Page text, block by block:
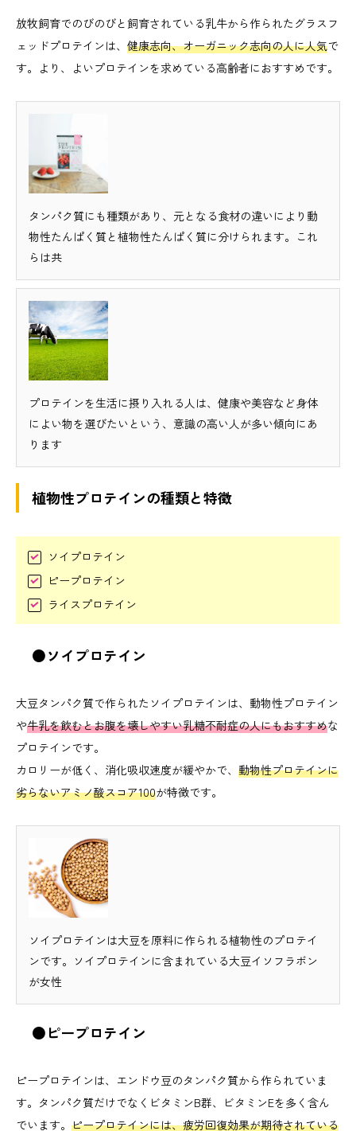
放牧飼育でのびのびと飼育されている乳牛から作られたグラスフ
ェッドプロテインは、 健康志向、オーガニック志向の人に人気で
す。より、よいプロテインを求めている高齢者におすすめです。
タンパク質にも種類があり、元となる食材の違いにより動
物性たんぱく質と植物性たんぱく質に分けられます。これ
らは共
プロテインを生活に摂り入れる人は、健康や美容など身体
によい物を選びたいという、意識の高い人が多い傾向にあ
ります
植物性プロテインの種類と特徴
ソイプロテイン
ピープロテイン
ライスプロテイン
●ソイプロテイン
大豆タンパク質で作られたソイプロテインは、動物性プロテイン
や牛乳を飲むとお腹を壊しやすい乳糖不耐症の人にもおすすめな
プロテインです。
カロリーが低く、消化吸収速度が緩やかで、 動物性プロテインに
劣らないアミノ酸スコア100が特徴です。
ソイプロテインは大豆を原料に作られる植物性のプロテイ
ンです。ソイプロテインに含まれている大豆イソフラボン
が女性
●ピープロテイン
ピープロテインは、エンドウ豆のタンパク質から作られていま
す。タンパク質だけでなくビタミンB群、ビタミンEを多く含ん
でいます。 ピープロテインには、疲労回復効果が期待されている